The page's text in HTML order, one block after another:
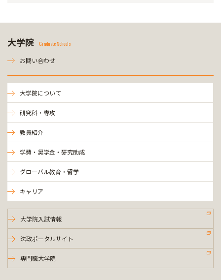
大学院 Graduate Schools
お問い合わせ
大学院について
研究科・専攻
教員紹介
学費・奨学金・研究助成
グローバル教育・留学
キャリア
大学院入試情報
法政ポータルサイト
専門職大学院